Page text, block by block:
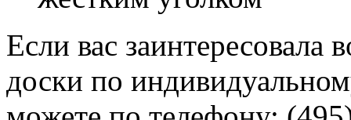
Если вас заинтересовала
доски по